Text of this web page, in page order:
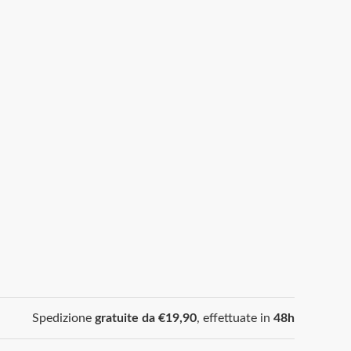
Spedizione gratuite da €19,90, effettuate in 48h